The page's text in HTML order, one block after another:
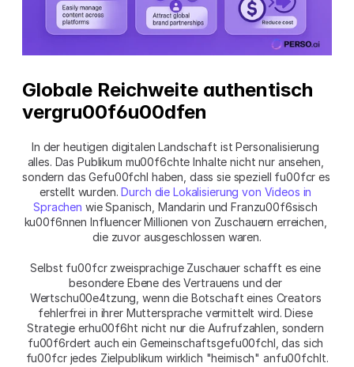
Globale Reichweite authentisch
vergru00f6u00dfen
In der heutigen digitalen Landschaft ist Personalisierung
alles. Das Publikum mu00f6chte Inhalte nicht nur ansehen,
sondern das Gefu00fchl haben, dass sie speziell fu00fcr es
erstellt wurden. Durch die Lokalisierung von Videos in
Sprachen wie Spanisch, Mandarin und Franzu00f6sisch
ku00f6nnen Influencer Millionen von Zuschauern erreichen,
die zuvor ausgeschlossen waren.
Selbst fu00fcr zweisprachige Zuschauer schafft es eine
besondere Ebene des Vertrauens und der
Wertschu00e4tzung, wenn die Botschaft eines Creators
fehlerfrei in ihrer Muttersprache vermittelt wird. Diese
Strategie erhu00f6ht nicht nur die Aufrufzahlen, sondern
fu00f6rdert auch ein Gemeinschaftsgefu00fchl, das sich
fu00fcr jedes Zielpublikum wirklich "heimisch" anfu00fchlt.